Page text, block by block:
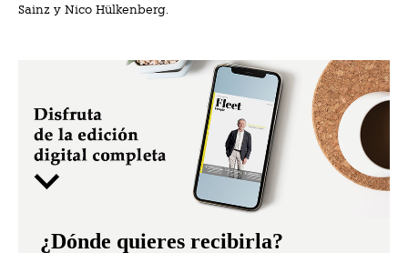
Sainz y Nico Hülkenberg.
¿Dónde quieres recibirla?